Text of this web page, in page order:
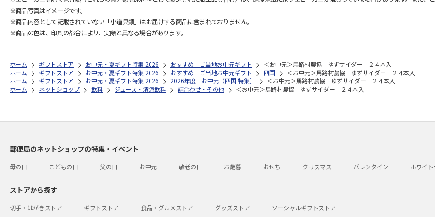
※商品写真はイメージです。
※商品内容として記載されていない「小道具類」はお届けする商品に含まれておりません。
※商品の色は、印刷の都合により、実際と異なる場合があります。
ホーム ギフトストア お中元・夏ギフト特集 2026 おすすめ ご当地お中元ギフト
＜お中元＞馬路村農協 ゆずサイダー ２４本入
ホーム
ギフトストア お中元・夏ギフト特集 2026 おすすめ ご当地お中元ギフト 四国
＜お中元＞馬路村農協 ゆずサイダー ２４本入
ホーム
ギフトストア お中元・夏ギフト特集 2026 2026年度 お中元（四国 特集）
＜お中元＞馬路村農協 ゆずサイダー ２４本入
ホーム
ネットショップ 飲料 ジュース・清涼飲料 詰合わせ・その他 ＜お中元＞馬路村農協 ゆずサイダー ２４本入
郵便局のネットショップの特集・イベント
母の日 こどもの日 父の日 お中元 敬老の日 お歳暮 おせち クリスマス バレンタイン ホワイ
ストアから探す
切手・はがきストア ギフトストア 食品・グルメストア グッズストア ソーシャルギフトストア